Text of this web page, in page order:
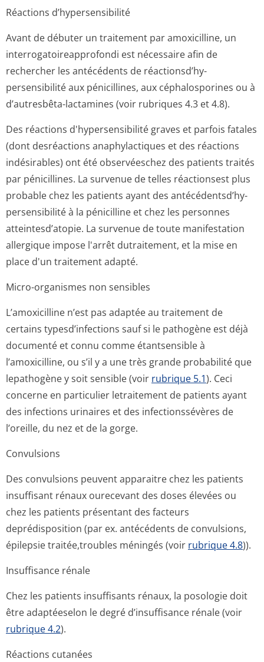
Réactions d’hypersensibilité
Avant de débuter un traitement par amoxicilline, un
interrogatoire­approfondi est nécessaire afin de
rechercher les antécédents de réactionsd’hy­
persensibilité aux pénicillines, aux céphalosporines ou à
d’autresbêta-lactamines (voir rubriques 4.3 et 4.8).
Des réactions d'hypersensibilité graves et parfois fatales
(dont desréactions anaphylactiques et des réactions
indésirables) ont été observéeschez des patients traités
par pénicillines. La survenue de telles réactionsest plus
probable chez les patients ayant des antécédentsd’hy­
persensibilité à la pénicilline et chez les personnes
atteintesd’atopie. La survenue de toute manifestation
allergique impose l'arrêt dutraitement, et la mise en
place d'un traitement adapté.
Micro-organismes non sensibles
L’amoxicilline n’est pas adaptée au traitement de
certains typesd’infections sauf si le pathogène est déjà
documenté et connu comme étantsensible à
l’amoxicilline, ou s’il y a une très grande probabilité que
lepathogène y soit sensible (voir rubrique 5.1). Ceci
concerne en particulier letraitement de patients ayant
des infections urinaires et des infectionssévères de
l’oreille, du nez et de la gorge.
Convulsions
Des convulsions peuvent apparaitre chez les patients
insuffisant rénaux ourecevant des doses élevées ou
chez les patients présentant des facteurs
deprédisposition (par ex. antécédents de convulsions,
épilepsie traitée,troubles méningés (voir rubrique 4.8)).
Insuffisance rénale
Chez les patients insuffisants rénaux, la posologie doit
être adaptéeselon le degré d’insuffisance rénale (voir
rubrique 4.2).
Réactions cutanées